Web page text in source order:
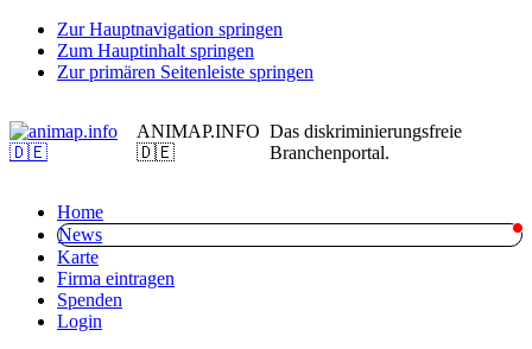
Zur Hauptnavigation springen
Zum Hauptinhalt springen
Zur primären Seitenleiste springen
ANIMAP.INFO
🇩🇪
Das diskriminierungsfreie
Branchenportal.
Home
News
Karte
Firma eintragen
Spenden
Login